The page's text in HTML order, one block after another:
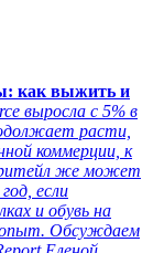
как выжить и
выросла с 5% в
расти,
коммерции, к
ритейл же может
если
и обувь на
опыт. Обсуждаем